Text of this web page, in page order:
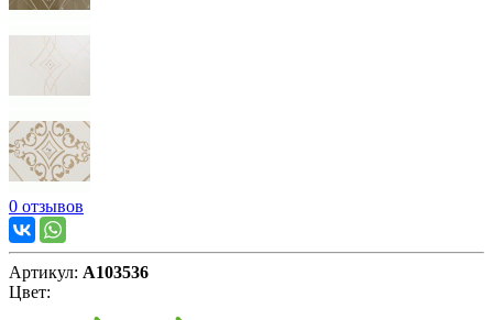
0 отзывов
Артикул: А103536
Цвет: